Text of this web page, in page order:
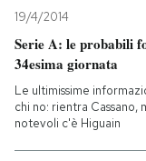
19/4/2014
Serie A: le probabili
34esima giornata
Le ultimissime
chi no: rientra Cassano,
notevoli c'è Higuain